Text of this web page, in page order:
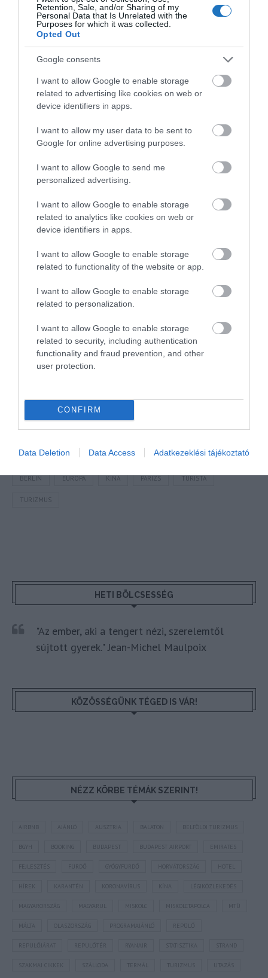
Retention, Sale, and/or Sharing of my
Personal Data that Is Unrelated with the
Purposes for which it was collected.
Opted Out
Google consents
I want to allow Google to enable storage
related to advertising like cookies on web or
device identifiers in apps.
I want to allow my user data to be sent to
Google for online advertising purposes.
I want to allow Google to send me
personalized advertising.
I want to allow Google to enable storage
related to analytics like cookies on web or
device identifiers in apps.
I want to allow Google to enable storage
related to functionality of the website or app.
I want to allow Google to enable storage
related to personalization.
I want to allow Google to enable storage
related to security, including authentication
functionality and fraud prevention, and other
user protection.
CONFIRM
Data Deletion Data Access Adatkezeklési tájékoztató
Ezekre az adatokra hivatkozva Cheng azt jósolja,
hogy idén nyáron jelentősen megugrik az idősekkel
külföldre utazó kínai családok száma.
Megosztás
Kérem nap végén az aznapi friss cikkeket!
BERLIN EURÓPA KÍNA PÁRIZS TURISTA
TURIZMUS
HETI BÖLCSESSÉG
"Az ember, aki a tengert nézi, szerelemtől
sújtott gyerek." Jean-Michel Maulpoix
KÖZÖSSÉGÜNK TÉGED IS VÁR!
NÉZZ KÖRBE TÉMÁK SZERINT!
AUSZTRIA BALATON BELFÖLDI TURIZMUS
BUDAPEST BUDAPEST AIRPORT EMIRATES
FEJLESZTÉS HORVÁTORSZÁG HOTEL
KARANTÉN LÉGIKÖZLEKEDÉS
MAGYARORSZÁG MISKOLCTAPOLCA MTÜ
MÁLTA OLASZORSZÁG
REPÜLŐJÁRAT REPÜLŐTÉR STATISZTIKA STRAND
SZAKMAI CIKKEK SZÁLLODA TERMÁL TURIZMUS UTAZÁS